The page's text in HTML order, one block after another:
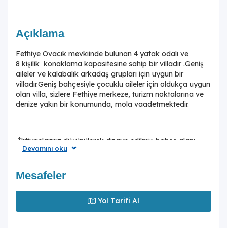
Açıklama
Fethiye Ovacık mevkiinde bulunan 4 yatak odalı ve
8 kişilik konaklama kapasitesine sahip bir villadır .Geniş
aileler ve kalabalık arkadaş grupları için uygun bir
villadır.Geniş bahçesiyle çocuklu aileler için oldukça uygun
olan villa, sizlere Fethiye merkeze, turizm noktalarına ve
denize yakın bir konumunda, mola vaadetmektedir.
İhtiyaçlarınız düşünülerek dizayn edilmiş bahçe alanı
geniş havuz terasına sahiptir ve havuz bahçe alanında
barbekü bulunmaktadır. Konforunuz gözetilerek
tasarlanmış olan havuz alanında minik misafiler için
çocuk havuzu da bulunmaktadır.Birinci yatak odasında
çift kişilik yatak, jakuzi ve ebeveyn banyosu;iki yatak
odasında da çift kişilik iki yatak ve ebeveyn banyosu
Devamını oku
Mesafeler
Yol Tarifi Al